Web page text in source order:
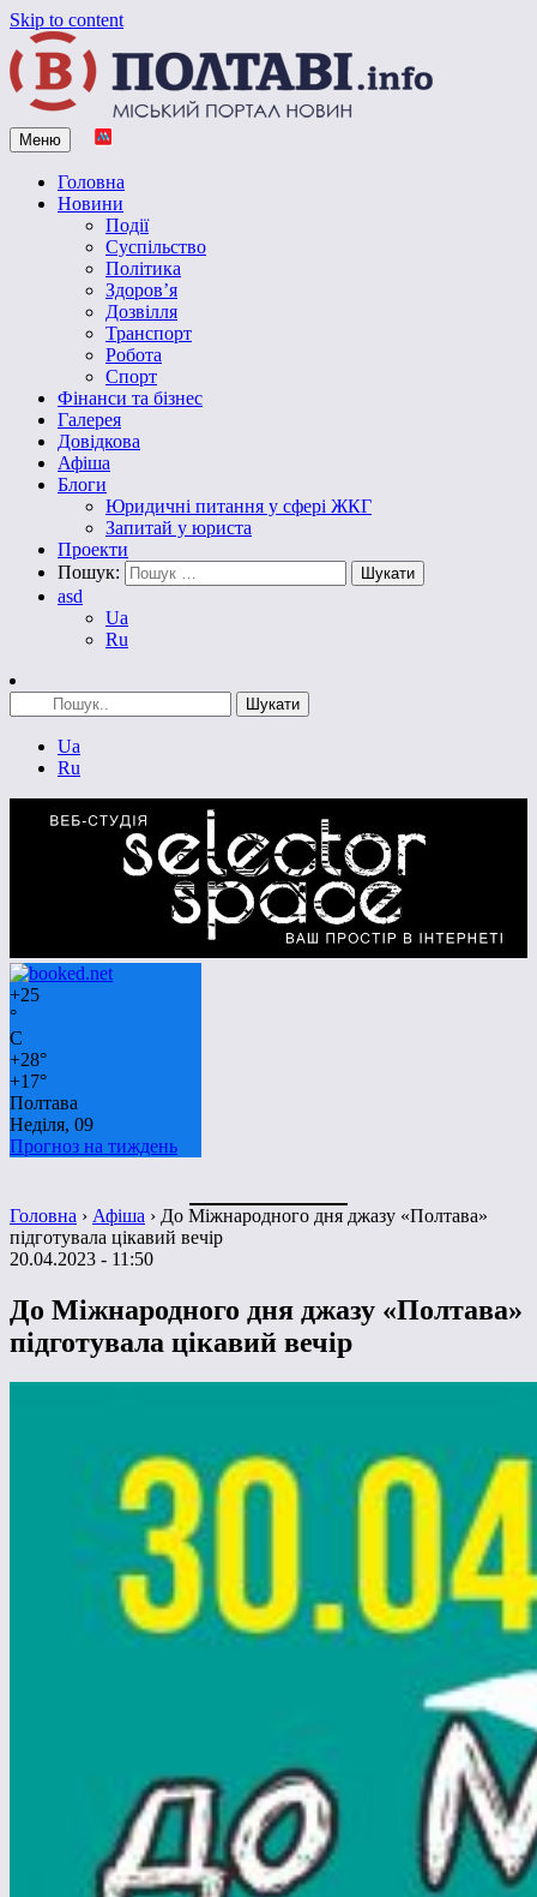
Skip to content
Vpoltave.info
Полтавський портал новин
Меню
Головна
Новини
Події
Суспільство
Політика
Здоров’я
Дозвілля
Транспорт
Робота
Спорт
Фінанси та бізнес
Галерея
Довідкова
Афіша
Блоги
Юридичні питання у сфері ЖКГ
Запитай у юриста
Проекти
Пошук:
asd
Ua
Ru
Ua
Ru
+25
°
C
+28°
+17°
Полтава
Неділя, 09
Прогноз на тиждень
Головна › Афіша › До Міжнародного дня джазу «Полтава»
підготувала цікавий вечір
20.04.2023 - 11:50
До Міжнародного дня джазу «Полтава»
підготувала цікавий вечір